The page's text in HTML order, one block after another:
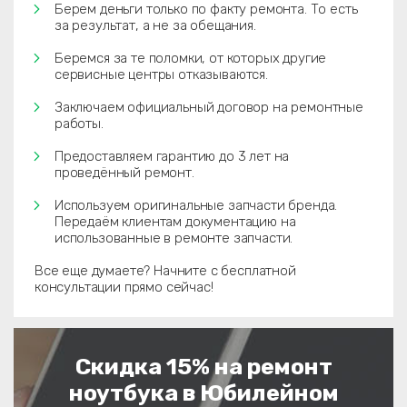
Берем деньги только по факту ремонта. То есть
за результат, а не за обещания.
Беремся за те поломки, от которых другие
сервисные центры отказываются.
Заключаем официальный договор на ремонтные
работы.
Предоставляем гарантию до 3 лет на
проведённый ремонт.
Используем оригинальные запчасти бренда.
Передаём клиентам документацию на
использованные в ремонте запчасти.
Все еще думаете? Начните с бесплатной
консультации прямо сейчас!
Скидка 15% на ремонт
ноутбука в Юбилейном